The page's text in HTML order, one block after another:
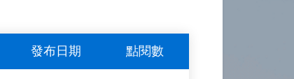
發布日期 點閱數